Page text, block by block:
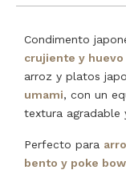
Condimento
crujiente y
arroz y platos
umami, con un
textura agradable
Perfecto para
bento y poke